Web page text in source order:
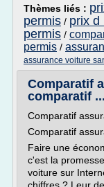
Thèmes liés :
permis / prix d
permis /
permis /
assurance voiture
Comparatif
comparatif ...
Comparatif
Comparatif
Faire une
c'est la
voiture sur